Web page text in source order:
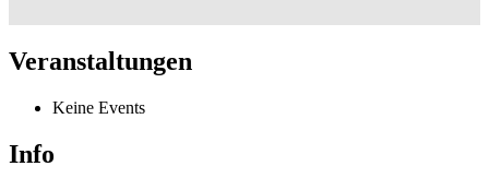
Veranstaltungen
Keine Events
Info